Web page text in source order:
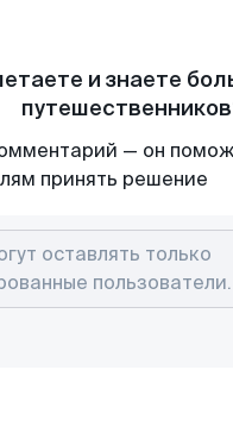
и знаете
— он
принять решение